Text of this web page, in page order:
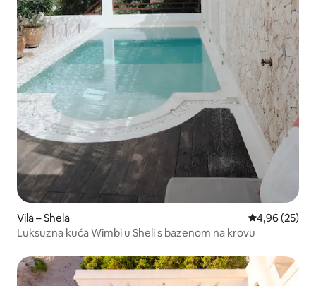
Vila – Shela Prosječna
4,96 (25)
Luksuzna kuća Wimbi u Sheli s bazenom na krovu